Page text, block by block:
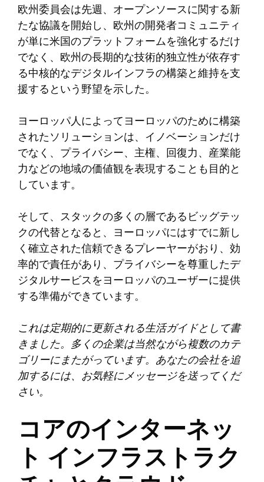
欧州委員会は先週、オープンソースに関する新
たな協議を開始し、欧州の開発者コミュニティ
が単に米国のプラットフォームを強化するだけ
でなく、欧州の長期的な技術的独立性が依存す
る中核的なデジタルインフラの構築と維持を支
援するという野望を示した。
ヨーロッパ人によってヨーロッパのために構築
されたソリューションは、イノベーションだけ
でなく、プライバシー、主権、回復力、産業能
力などの地域の価値観を表現することも目的と
しています。
そして、スタックの多くの層であるビッグテッ
クの代替となると、ヨーロッパにはすでに新し
く確立された信頼できるプレーヤーがおり、効
率的で責任があり、プライバシーを尊重したデ
ジタルサービスをヨーロッパのユーザーに提供
する準備ができています。
これは定期的に更新される生活ガイドとして書
きました。多くの企業は当然ながら複数のカテ
ゴリーにまたがっています。あなたの会社を追
加するには、お気軽にメッセージを送ってくだ
さい。
コアのインターネッ
ト インフラストラク